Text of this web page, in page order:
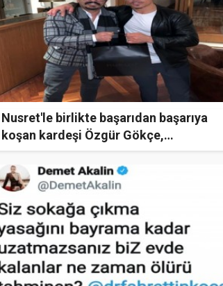
Nusret'le birlikte başarıdan başarıya
koşan kardeşi Özgür Gökçe,
suskunluğunu bozdu